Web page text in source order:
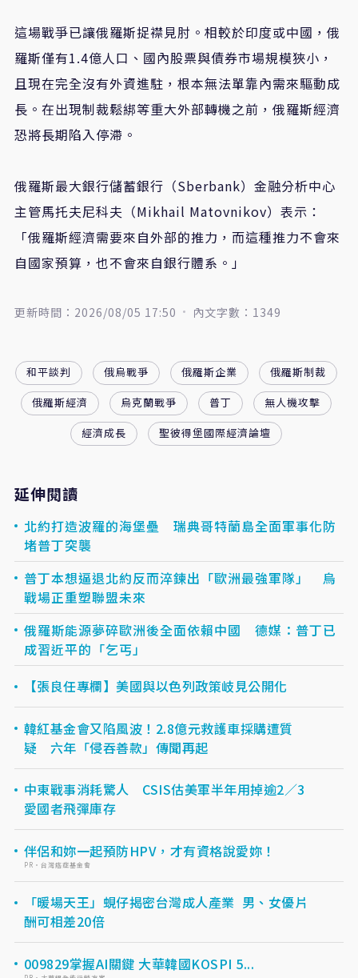
這場戰爭已讓俄羅斯捉襟見肘。相較於印度或中國，俄
羅斯僅有1.4億人口、國內股票與債券市場規模狹小，
且現在完全沒有外資進駐，根本無法單靠內需來驅動成
長。在出現制裁鬆綁等重大外部轉機之前，俄羅斯經濟
恐將長期陷入停滯。
俄羅斯最大銀行儲蓄銀行（Sberbank）金融分析中心
主管馬托夫尼科夫（Mikhail Matovnikov）表示：
「俄羅斯經濟需要來自外部的推力，而這種推力不會來
自國家預算，也不會來自銀行體系。」
更新時間：2026/08/05 17:50 內文字數：1349
和平談判 俄烏戰爭 俄羅斯企業
俄羅斯制裁
俄羅斯經濟
烏克蘭戰爭 普丁
無人機攻擊
經濟成長
聖彼得堡國際經濟論壇
延伸閱讀
北約打造波羅的海堡壘 瑞典哥特蘭島全面軍事化防
堵普丁突襲
普丁本想逼退北約反而淬鍊出「歐洲最強軍隊」 烏
戰場正重塑聯盟未來
俄羅斯能源夢碎歐洲後全面依賴中國 德媒：普丁已
成習近平的「乞丐」
【張良任專欄】美國與以色列政策岐見公開化
韓紅基金會又陷風波！2.8億元救護車採購遭質
疑 六年「侵吞善款」傳聞再起
中東戰事消耗驚人 CSIS估美軍半年用掉逾2／3
愛國者飛彈庫存
伴侶和妳一起預防HPV，才有資格說愛妳！
PR・台灣癌症基金會
「暖場天王」蜆仔揭密台灣成人產業 男、女優片
酬可相差20倍
009829掌握AI關鍵 大華韓國KOSPI 5...